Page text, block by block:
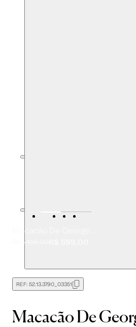
R$ 1.498,00
REF: 52.13.3790_03351
Macacão De